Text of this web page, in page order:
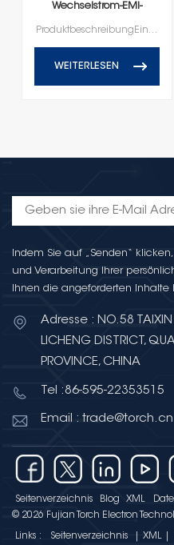
Wechselstrom-EMI-
Brennerleitungen
ProduktbeschreibungEinphasen-Wechselstrom-EMI-Filterserie (Anschlussleitung)
WEITERLESEN
Indem Sie auf „Senden“
und Verarbeitung Ihrer
Ihnen die angeforderten Inhalte
Adresse : NO.58 TAIXIN
LICHENG DISTRICT,
PROVINCE, CHINA
Tel :86-595-22353515
Email : trade@torch.cn
Seitenverzeichnis Blog XML
© 2026 Fujian Torch Electron
Links : Seitenverzeichnis XML